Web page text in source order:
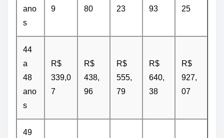
ano
s
9 80 23 93 25
44
a
48
ano
s
R$
339,0
7
R$
438,
96
R$
555,
79
R$
640,
38
R$
927,
07
49